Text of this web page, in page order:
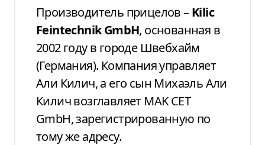
Производитель прицелов –Kilic
Feintechnik GmbH, основанная в
2002 году в городе Швебхайм
(Германия). Компания управляет
Али Килич, а его сын Михаэль Али
Килич возглавляет MAK CET
GmbH, зарегистрированную по
тому же адресу.